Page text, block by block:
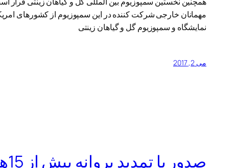
مهمانان خارجی شرکت کننده در این سمپوزیوم از کشورهای امریکا ،
نمایشگاه و سمپوزیوم گل و گیاهان زینتی
می 2, 2017
صدور یا تمدید پروانه بیش از 15هزارواحد تولیدی دام و طیور در سال1395